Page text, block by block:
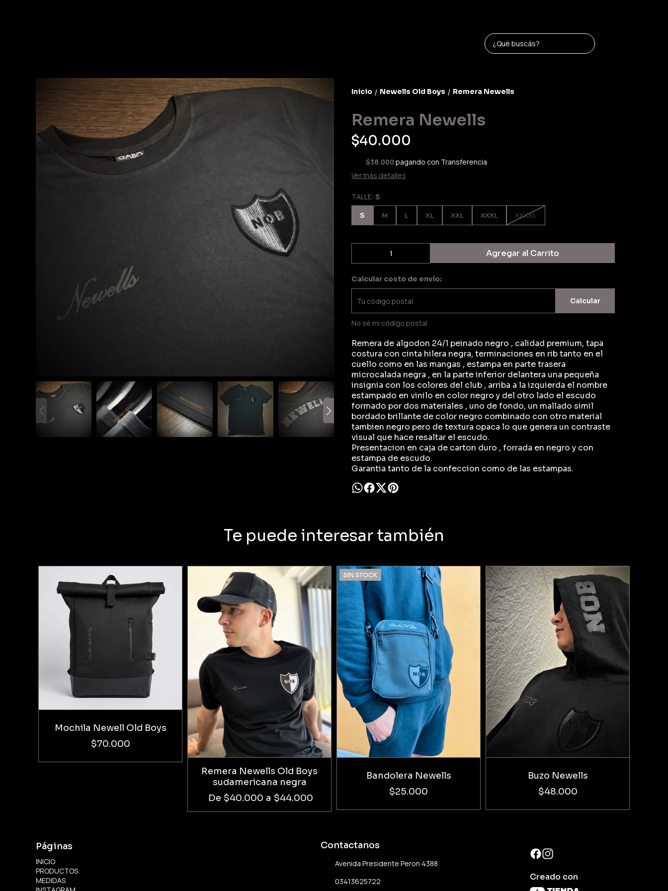
Inicio / Newells Old Boys / Remera Newells
Remera Newells
$40.000
$38.000 pagando con Transferencia
Ver más detalles
TALLE: S
S M L XL XXL XXXL XXXXL
Agregar al Carrito
Calcular costo de envío:
Calcular
No sé mi código postal
Remera de algodon 24/1 peinado negro , calidad premium, tapa
costura con cinta hilera negra, terminaciones en rib tanto en el
cuello como en las mangas , estampa en parte trasera
microcalada negra , en la parte inferior delantera una pequeña
insignia con los colores del club , arriba a la izquierda el nombre
estampado en vinilo en color negro y del otro lado el escudo
formado por dos materiales , uno de fondo, un mallado simil
bordado brillante de color negro combinado con otro material
tambien negro pero de textura opaca lo que genera un contraste
visual que hace resaltar el escudo.
Presentacion en caja de carton duro , forrada en negro y con
estampa de escudo.
Garantia tanto de la confeccion como de las estampas.
Te puede interesar también
Mochila Newell Old Boys
$70.000
Remera Newells Old Boys
sudamericana negra
De $40.000 a $44.000
SIN STOCK
Bandolera Newells
$25.000
Buzo Newells
$48.000
Páginas
INICIO
PRODUCTOS
MEDIDAS
Contactanos
Avenida Presidente Peron 4388
03413625722
Creado con